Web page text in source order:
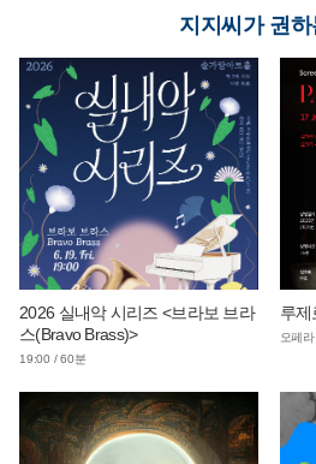
지지씨가 권
2026 실내악 시리즈 <브라보 브라
스(Bravo Brass)>
19:00 / 60분
루
오페